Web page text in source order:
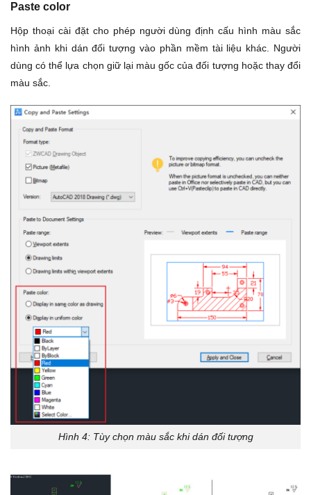
Paste color
Hộp thoại cài đặt cho phép người dùng định cấu hình màu sắc
hình ảnh khi dán đối tượng vào phần mềm tài liệu khác. Người
dùng có thể lựa chọn giữ lại màu gốc của đối tượng hoặc thay đổi
màu sắc.
Hình 4: Tùy chọn màu sắc khi dán đối tượng